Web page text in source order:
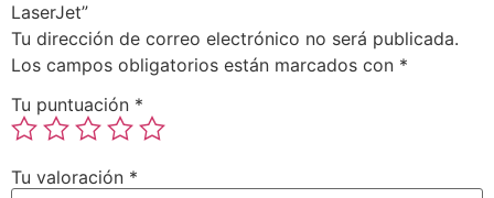
LaserJet”
Tu dirección de correo electrónico no será publicada.
Los campos obligatorios están marcados con *
Tu puntuación *
Tu valoración *